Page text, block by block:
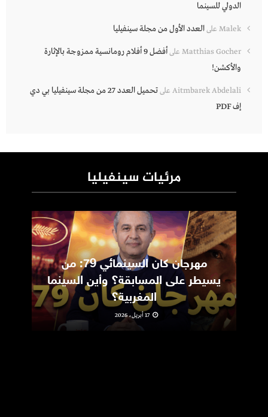
الدولي للسينما
Malek علىالعدد الأول من مجلة سينفيليا
Matthias Gocher على
أفضل 9 أفلام رومانسية ممزوجة بالإثارة
والأكشن!
Aitmbarek Abdelali على
تحميل العدد 27 من مجلة سينفيليا بي دي
إف PDF
مرئيات سينفيليا
مهرجان كان السينمائي 79: من
يسيطر على المسابقة؟ وأين السينما
المغربية؟
17 أبريل، 2026